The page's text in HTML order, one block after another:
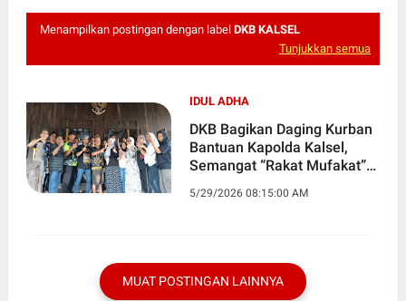
Menampilkan postingan dengan label DKB KALSEL
Tunjukkan semua
IDUL ADHA
DKB Bagikan Daging Kurban
Bantuan Kapolda Kalsel,
Semangat “Rakat Mufakat”
5/29/2026 08:15:00 AM
MUAT POSTINGAN LAINNYA